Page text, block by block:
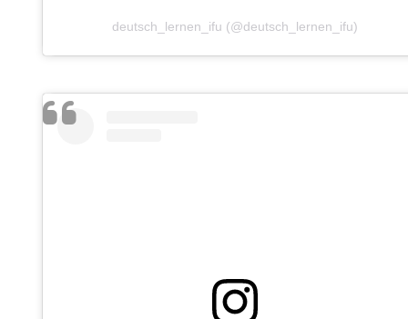
deutsch_lernen_ifu (@deutsch_lernen_ifu)